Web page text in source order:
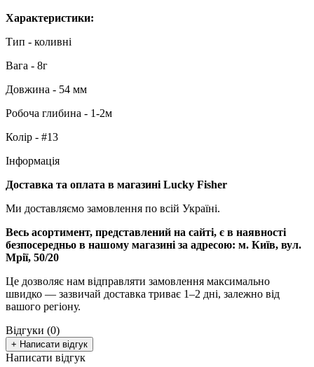
Характеристики:
Тип - коливні
Вага - 8г
Довжина - 54 мм
Робоча глибина - 1-2м
Колір - #13
Інформація
Доставка та оплата в магазині Lucky Fisher
Ми доставляємо замовлення по всій Україні.
Весь асортимент, представлений на сайті, є в наявності
безпосередньо в нашому магазині за адресою: м. Київ, вул.
Мрії, 50/20
Це дозволяє нам відправляти замовлення максимально
швидко — зазвичай доставка триває 1–2 дні, залежно від
вашого регіону.
Відгуки (0)
+ Написати відгук
Написати відгук